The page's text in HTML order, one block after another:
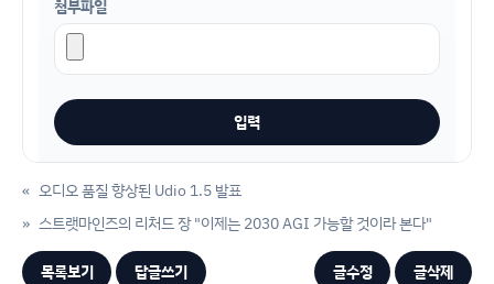
첨부파일
« 오디오 품질 향상된 Udio 1.5 발표
스트랫마인즈의 리처드 장 "이제는 2030 AGI 가능할 것이라 본다"
»
목록보기 답글쓰기 글수정 글삭제